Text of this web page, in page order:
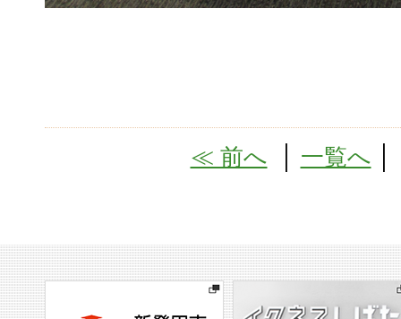
≪ 前へ 一覧へ